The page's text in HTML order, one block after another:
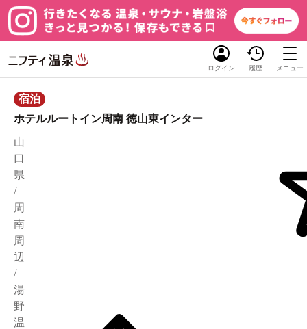
ログイン 履歴 メニュー
宿泊
ホテルルートイン周南 徳山東インター
山
口
県
/
周
南
周
辺
/
湯
野
温